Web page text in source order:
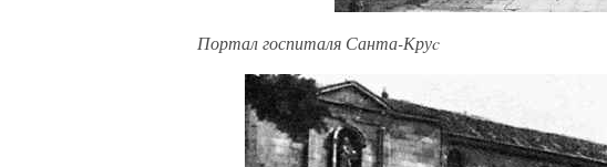
Портал госпиталя Санта-Круc